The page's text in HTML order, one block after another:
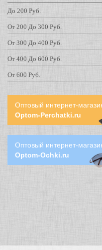
До 200 Руб.
От 200 До 300 Руб.
От 300 До 400 Руб.
От 400 До 600 Руб.
От 600 Руб.
Оптовый интернет-
Optom-Perchatki.ru
Оптовый интернет-
Optom-Ochki.ru